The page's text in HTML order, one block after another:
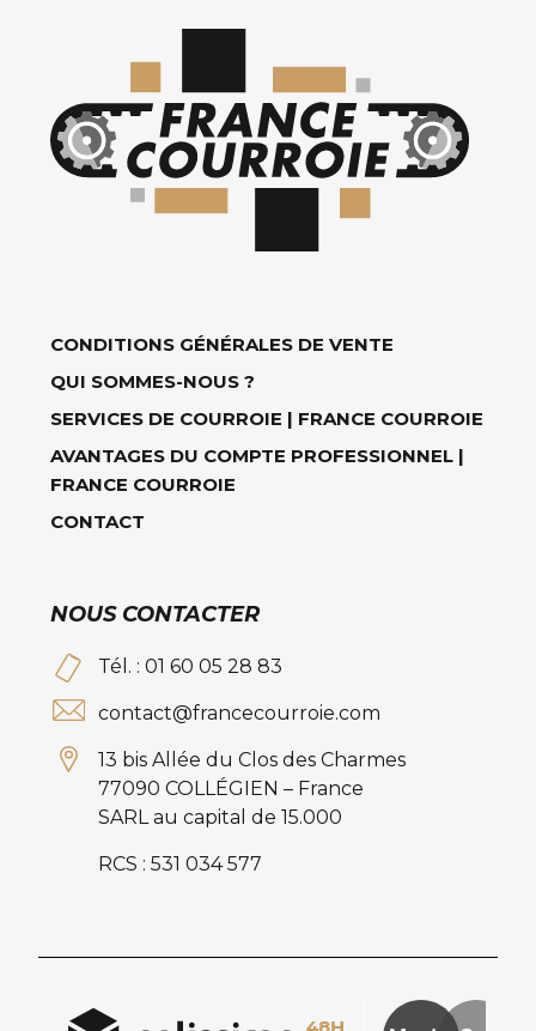
CONDITIONS GÉNÉRALES DE VENTE
QUI SOMMES-NOUS ?
SERVICES DE COURROIE | FRANCE COURROIE
AVANTAGES DU COMPTE PROFESSIONNEL |
FRANCE COURROIE
CONTACT
NOUS CONTACTER
Tél. : 01 60 05 28 83
contact@francecourroie.com
13 bis Allée du Clos des Charmes
77090 COLLÉGIEN – France
SARL au capital de 15.000
RCS : 531 034 577